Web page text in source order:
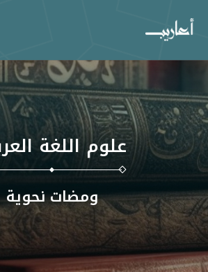
علوم اللغة
ومضات نحوية